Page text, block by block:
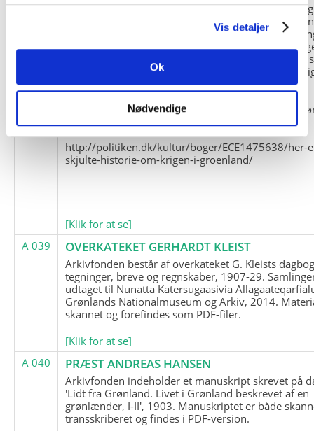
Vis detaljer
Ok
Nødvendige
og Marius Jensen som medlem. Marius Jensens
befinder sig i Militärhistorisches Museum i Dresden
(Tyskland). Kopierne af Friedrich Littmanns
klausuleret iht. aftalen med giveren og Franz
Kontakt venligst Arktisk Instituts ledelse i
brugen af materialet til studie- og
formål.
Nedenunder findes et link til en presseartikel
historien om Nordøstgrønlands Slædepatrulje:
http://politiken.dk/kultur/boger/ECE1475638/her-
skjulte-historie-om-krigen-i-groenland/
[Klik for at se]
A 039
OVERKATEKET GERHARDT KLEIST
Arkivfonden består af overkateket G. Kleists
tegninger, breve og regnskaber, 1907-29.
udtaget til Nunatta Katersugaasivia
Grønlands Nationalmuseum og Arkiv, 2014.
skannet og forefindes som PDF-filer.
[Klik for at se]
A 040
PRÆST ANDREAS HANSEN
Arkivfonden indeholder et manuskript skrevet på
'Lidt fra Grønland. Livet i Grønland beskrevet af en
grønlænder, I-II', 1903. Manuskriptet er både
transskriberet og findes i PDF-version.